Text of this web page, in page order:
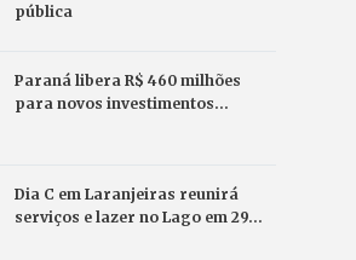
pública
Paraná libera R$ 460 milhões
para novos investimentos…
Dia C em Laranjeiras reunirá
serviços e lazer no Lago em 29…